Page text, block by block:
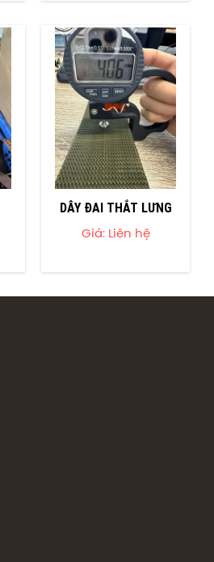
DÂY ĐAI THẮT LƯNG
Giá: Liên hệ